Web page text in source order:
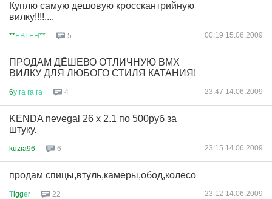
Куплю самую дешовую кросскантрийную
вилку!!!!....
**ЕВГЕН** 5 00:19 15.06.2009
ПРОДАМ ДЁШЕВО ОТЛИЧНУЮ BMX
ВИЛКУ ДЛЯ ЛЮБОГО СТИЛЯ КАТАНИЯ!
6у га га га 4 23:47 14.06.2009
KENDA nevegal 26 х 2.1 по 500руб за
штуку.
kuzia96 6 23:15 14.06.2009
продам спицы,втуль,камеры,обод,колесо
Тiggеr 22 23:12 14.06.2009